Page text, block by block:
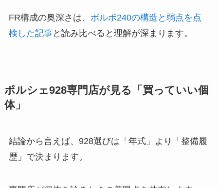
FR構成の奥深さは、 ボルボ240の構造と弱点を点
検した記事と読み比べると理解が深まります。
ポルシェ928専門店が見る「買っていい個
体」
結論から言えば、928選びは「年式」より「整備履
歴」で決まります。